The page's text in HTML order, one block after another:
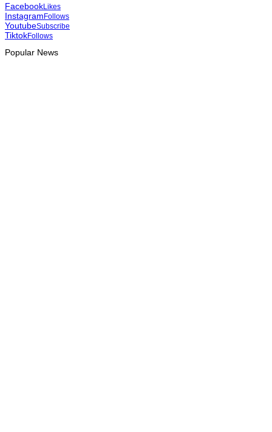
FacebookLikes
InstagramFollows
YoutubeSubscribe
TiktokFollows
Popular News